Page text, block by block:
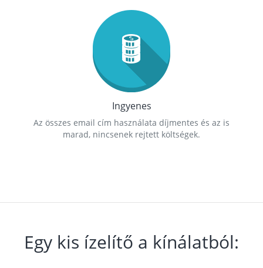
Ingyenes
Az összes email cím használata díjmentes és az is
marad, nincsenek rejtett költségek.
Egy kis ízelítő a kínálatból: